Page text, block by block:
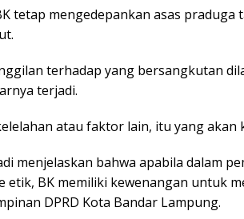
tetap mengedepankan asas praduga
terhadap yang bersangkutan
terjadi.
atau faktor lain, itu yang akan
menjelaskan bahwa apabila dalam
etik, BK memiliki kewenangan untuk
DPRD Kota Bandar Lampung.